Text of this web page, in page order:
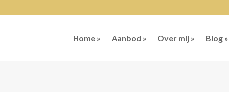
Home » Aanbod » Over mij » Blog »